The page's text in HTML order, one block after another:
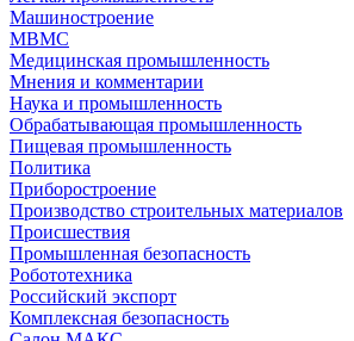
Машиностроение
МВМС
Медицинская промышленность
Мнения и комментарии
Наука и промышленность
Обрабатывающая промышленность
Пищевая промышленность
Политика
Приборостроение
Производство строительных материалов
Происшествия
Промышленная безопасность
Робототехника
Российский экспорт
Комплексная безопасность